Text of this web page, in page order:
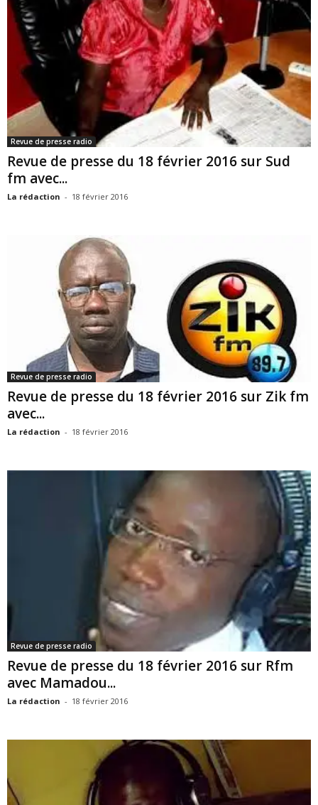
Revue de presse radio
Revue de presse du 18 février 2016 sur Sud
fm avec...
La rédaction - 18 février 2016
Revue de presse radio
Revue de presse du 18 février 2016 sur Zik fm
avec...
La rédaction - 18 février 2016
Revue de presse radio
Revue de presse du 18 février 2016 sur Rfm
avec Mamadou...
La rédaction - 18 février 2016